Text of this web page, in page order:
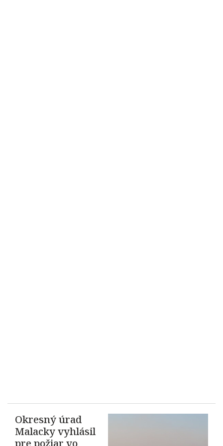
Okresný úrad
Malacky vyhlásil
pre požiar vo